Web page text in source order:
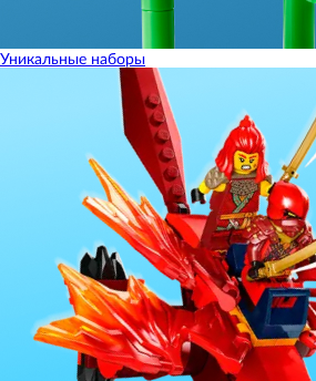
Уникальные наборы